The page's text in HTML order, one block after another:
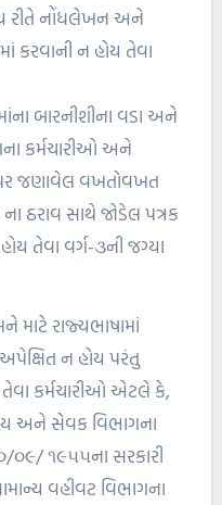
રીતે નોંધલેખન અને
કરવાની ન હોય તેવા
બારનીશીના વડા અને
કર્મચારીઓ અને
જણાવેલ વખતોવખત
ઠરાવ સાથે જોડેલ પત્રક
તેવા વર્ગ-૩ની જગ્યા
માટે રાજ્યભાષામાં
ન હોય પરંતુ
તેવા કર્મચારીઓ એટલે કે,
અને સેવક વિભાગના
૧૯૫૫ના સરકારી
વહીવટ વિભાગના